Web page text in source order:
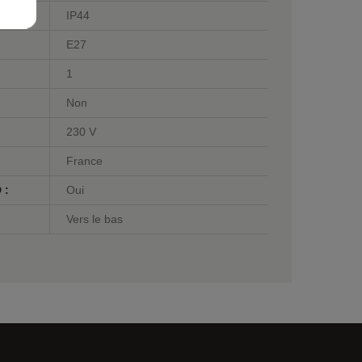
IP44
E27
1
Non
230 V
France
: Oui
Vers le bas